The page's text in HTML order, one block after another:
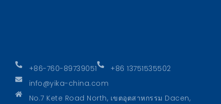
+86-760-89739051
+86 13751535502
info@yika-china.com
No.7 Kete Road North, เขตอุตสาหกรรม Dacen,